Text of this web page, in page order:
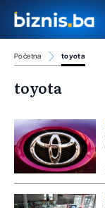
Početna toyota
toyota